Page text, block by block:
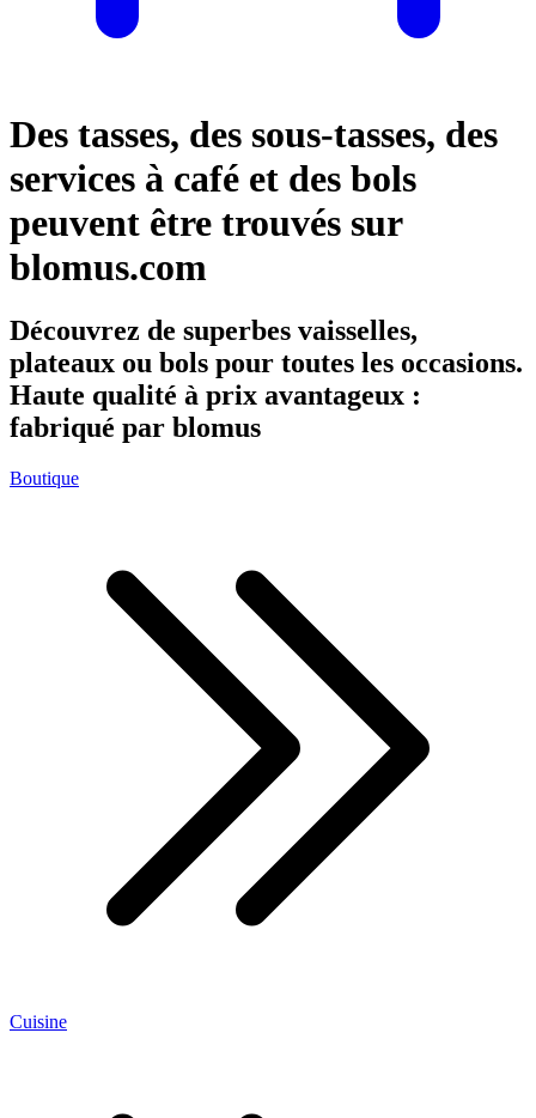
Des tasses, des sous-tasses, des
services à café et des bols
peuvent être trouvés sur
blomus.com
Découvrez de superbes vaisselles,
plateaux ou bols pour toutes les occasions.
Haute qualité à prix avantageux :
fabriqué par blomus
Boutique
Cuisine